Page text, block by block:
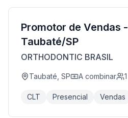
Promotor de Vendas -
Taubaté/SP
ORTHODONTIC BRASIL
Taubaté, SP A combinar 1
CLT Presencial Vendas